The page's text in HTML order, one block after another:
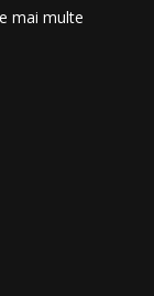
mai multe